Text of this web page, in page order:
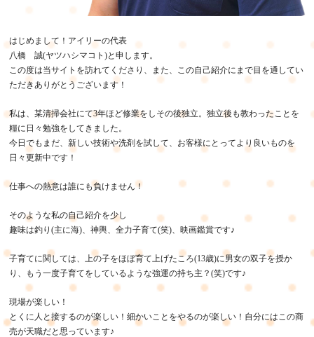
はじめまして！アイリーの代表
八橋 誠(ヤツハシマコト)と申します。
この度は当サイトを訪れてくださり、また、この自己紹介にまで目を通してい
ただきありがとうございます！
私は、某清掃会社にて3年ほど修業をしその後独立。独立後も教わったことを
糧に日々勉強をしてきました。
今日でもまだ、新しい技術や洗剤を試して、お客様にとってより良いものを
日々更新中です！
仕事への熱意は誰にも負けません！
そのような私の自己紹介を少し
趣味は釣り(主に海)、神輿、全力子育て(笑)、映画鑑賞です♪
子育てに関しては、上の子をほぼ育て上げたころ(13歳)に男女の双子を授か
り、もう一度子育てをしているような強運の持ち主？(笑)です♪
現場が楽しい！
とくに人と接するのが楽しい！細かいことをやるのが楽しい！自分にはこの商
売が天職だと思っています♪